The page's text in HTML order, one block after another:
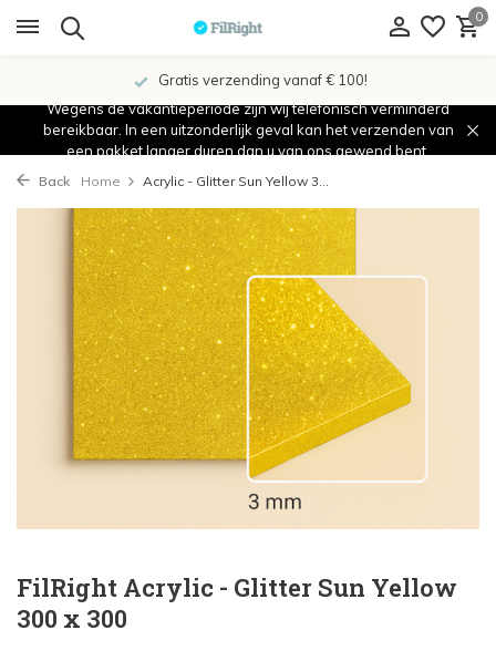
0
Gratis verzending vanaf € 100!
Wegens de vakantieperiode zijn wij telefonisch verminderd
bereikbaar. In een uitzonderlijk geval kan het verzenden van
een pakket langer duren dan u van ons gewend bent.
Back Home Acrylic - Glitter Sun Yellow 3...
FilRight Acrylic - Glitter Sun Yellow
300 x 300